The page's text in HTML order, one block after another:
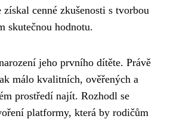
cenné zkušenosti s tvorbou
skutečnou hodnotu.
jeho prvního dítěte. Právě
málo kvalitních, ověřených a
prostředí najít. Rozhodl se
platformy, která by rodičům